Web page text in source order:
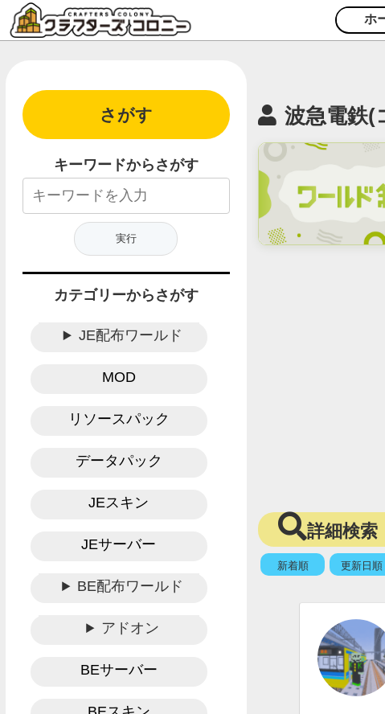
ホ
波急電鉄(
詳細検索
新着順 更新日順
さがす
キーワードからさがす
カテゴリーからさがす
JE配布ワールド
MOD
リソースパック
データパック
JEスキン
JEサーバー
BE配布ワールド
アドオン
BEサーバー